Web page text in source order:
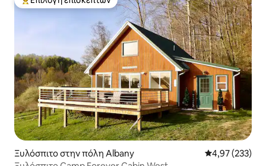
Κορυφαία επιλογή επισκεπτών
Ξυλόσπιτο στην πόλη Albany Μέση
4,97 (233)